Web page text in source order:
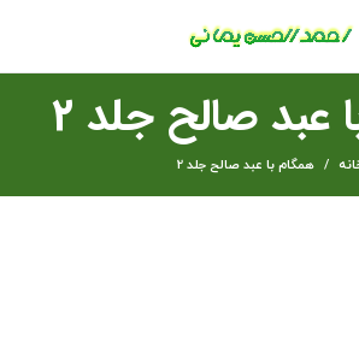
عبد صالح جلد 2
همگام با عبد صالح جلد 2